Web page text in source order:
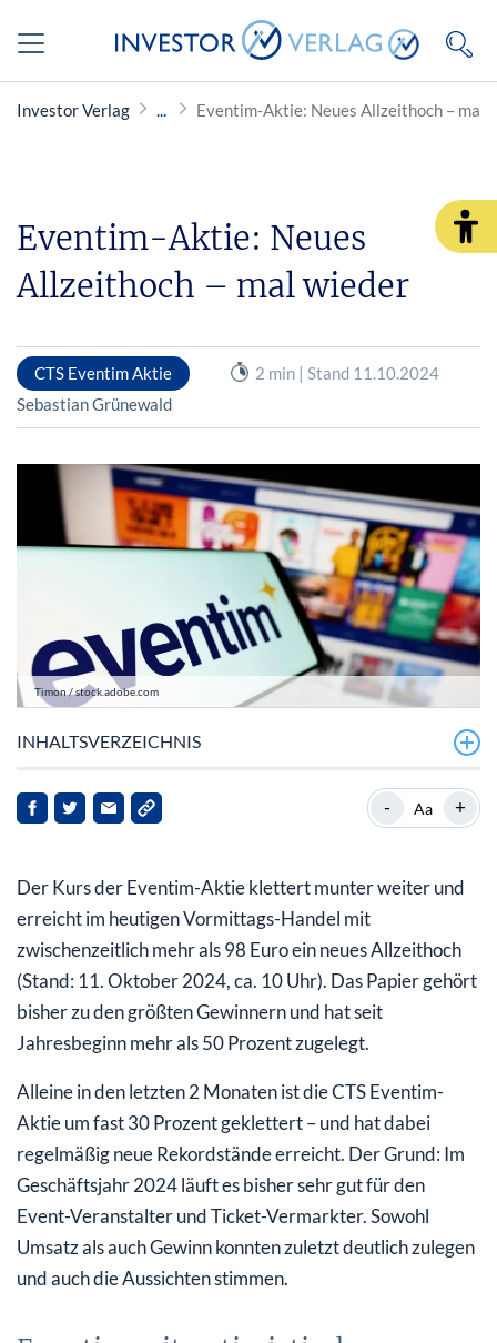
Investor Verlag Eventim-Aktie: Neues Allzeithoch – mal
Eventim-Aktie: Neues
Allzeithoch – mal wieder
CTS Eventim Aktie
2 min | Stand 11.10.2024
Sebastian Grünewald
Timon / stock.adobe.com
INHALTSVERZEICHNIS
Eventim mit optimistischer Prognose – wird es bald
konkreter?
- Aa +
Der Kurs der Eventim-Aktie klettert munter weiter und
erreicht im heutigen Vormittags-Handel mit
zwischenzeitlich mehr als 98 Euro ein neues Allzeithoch
(Stand: 11. Oktober 2024, ca. 10 Uhr). Das Papier gehört
bisher zu den größten Gewinnern und hat seit
Jahresbeginn mehr als 50 Prozent zugelegt.
Alleine in den letzten 2 Monaten ist die CTS Eventim-
Aktie um fast 30 Prozent geklettert – und hat dabei
regelmäßig neue Rekordstände erreicht. Der Grund: Im
Geschäftsjahr 2024 läuft es bisher sehr gut für den
Event-Veranstalter und Ticket-Vermarkter. Sowohl
Umsatz als auch Gewinn konnten zuletzt deutlich zulegen
und auch die Aussichten stimmen.